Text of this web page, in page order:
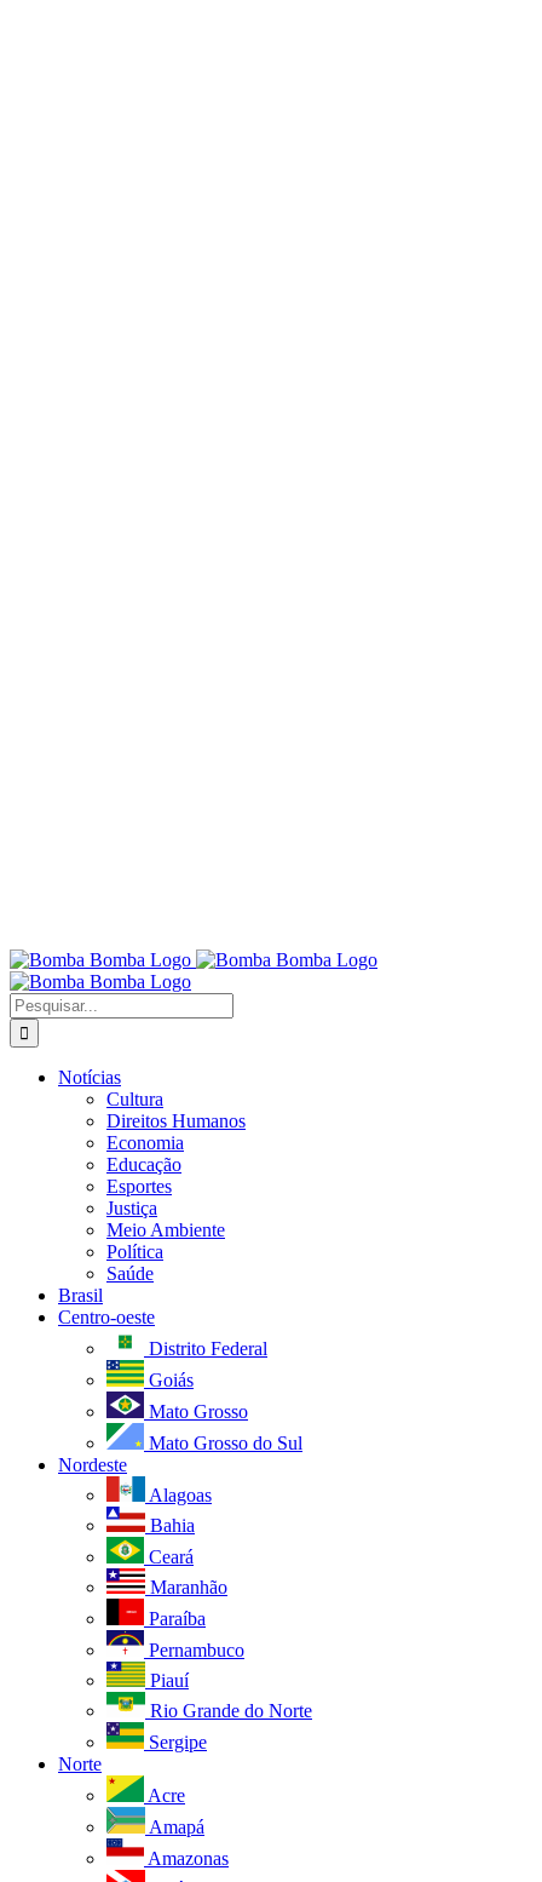
Buscar
resultados
para:
Notícias
Cultura
Direitos Humanos
Economia
Educação
Esportes
Justiça
Meio Ambiente
Política
Saúde
Brasil
Centro-oeste
Distrito Federal
Goiás
Mato Grosso
Mato Grosso do Sul
Nordeste
Alagoas
Bahia
Ceará
Maranhão
Paraíba
Pernambuco
Piauí
Rio Grande do Norte
Sergipe
Norte
Acre
Amapá
Amazonas